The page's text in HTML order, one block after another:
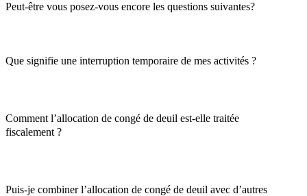
Peut-être vous posez-vous encore les questions suivantes?
Que signifie une interruption temporaire de mes activités ?
Comment l’allocation de congé de deuil est-elle traitée
fiscalement ?
Puis-je combiner l’allocation de congé de deuil avec d’autres